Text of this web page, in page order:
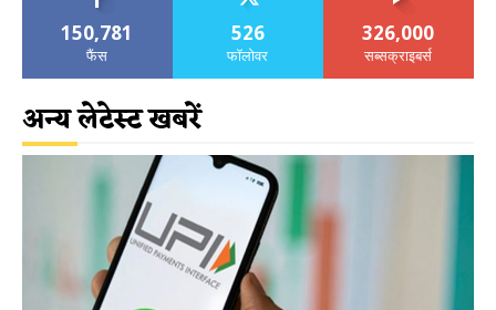
150,781
फैंस
526
फॉलोवर
326,000
सब्सक्राइबर्स
अन्य लेटेस्ट खबरें